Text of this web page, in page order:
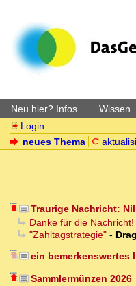
Neu hier? Infos Wissen
Login
neues Thema
Traurige Nachricht:
Danke für die
"Zahltagstrategie"-
ein bemerkenswertes
Sammlermünzen